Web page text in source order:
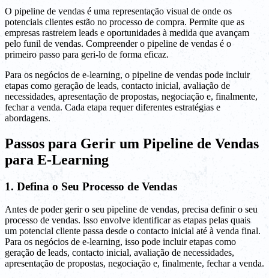
O pipeline de vendas é uma representação visual de onde os
potenciais clientes estão no processo de compra. Permite que as
empresas rastreiem leads e oportunidades à medida que avançam
pelo funil de vendas. Compreender o pipeline de vendas é o
primeiro passo para geri-lo de forma eficaz.
Para os negócios de e-learning, o pipeline de vendas pode incluir
etapas como geração de leads, contacto inicial, avaliação de
necessidades, apresentação de propostas, negociação e, finalmente,
fechar a venda. Cada etapa requer diferentes estratégias e
abordagens.
Passos para Gerir um Pipeline de Vendas
para E-Learning
1. Defina o Seu Processo de Vendas
Antes de poder gerir o seu pipeline de vendas, precisa definir o seu
processo de vendas. Isso envolve identificar as etapas pelas quais
um potencial cliente passa desde o contacto inicial até à venda final.
Para os negócios de e-learning, isso pode incluir etapas como
geração de leads, contacto inicial, avaliação de necessidades,
apresentação de propostas, negociação e, finalmente, fechar a venda.